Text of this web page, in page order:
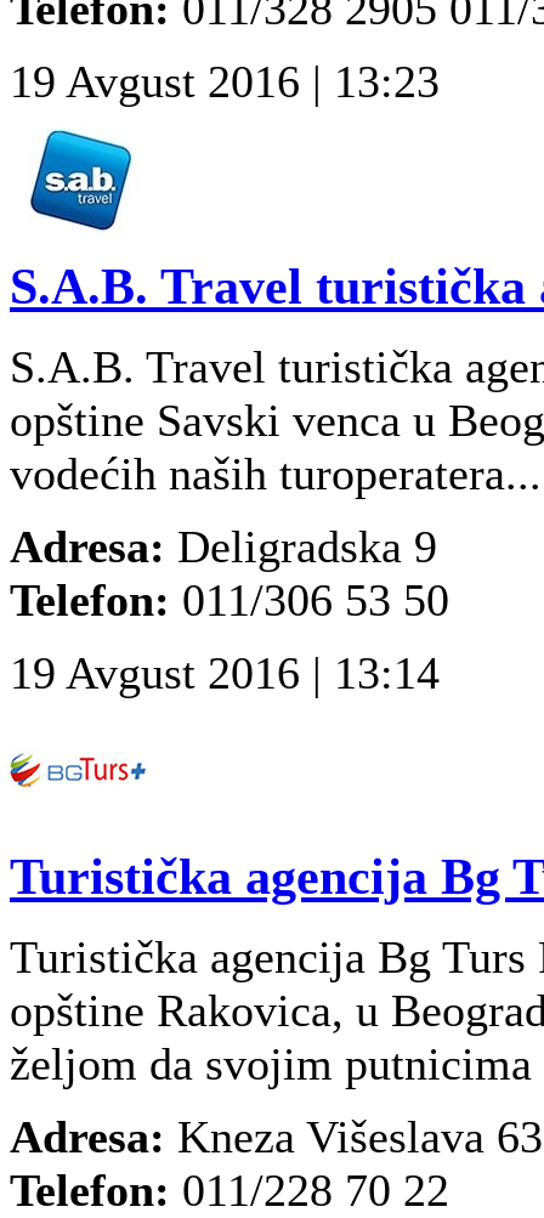
19 Avgust 2016 | 13:23
S.A.B. Travel turistička
S.A.B. Travel turistička
opštine Savski venca u
vodećih naših turoperatera...
Adresa: Deligradska 9
Telefon: 011/306 53 50
19 Avgust 2016 | 13:14
Turistička agencija Bg
Turistička agencija Bg
opštine Rakovica, u
željom da svojim
Adresa: Kneza Višeslava
Telefon: 011/228 70 22